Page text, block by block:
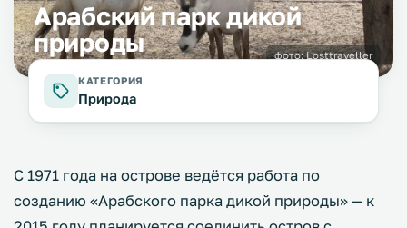
Арабский парк дикой
природы
фото:Losttraveller
КАТЕГОРИЯ
Природа
С 1971 года на острове ведётся работа по
созданию «Арабского парка дикой природы» — к